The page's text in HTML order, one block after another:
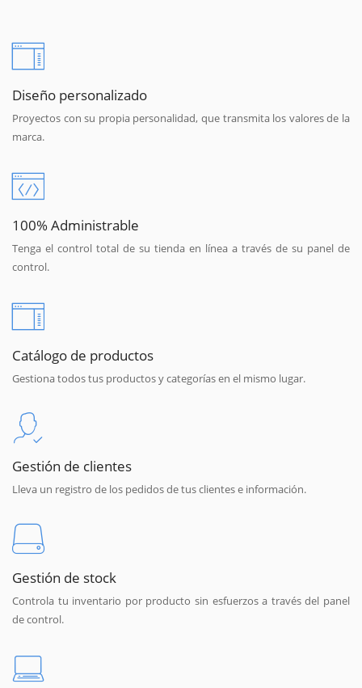
Diseño personalizado
Proyectos con su propia personalidad, que transmita los valores de la
marca.
100% Administrable
Tenga el control total de su tienda en línea a través de su panel de
control.
Catálogo de productos
Gestiona todos tus productos y categorías en el mismo lugar.
Gestión de clientes
Lleva un registro de los pedidos de tus clientes e información.
Gestión de stock
Controla tu inventario por producto sin esfuerzos a través del panel
de control.